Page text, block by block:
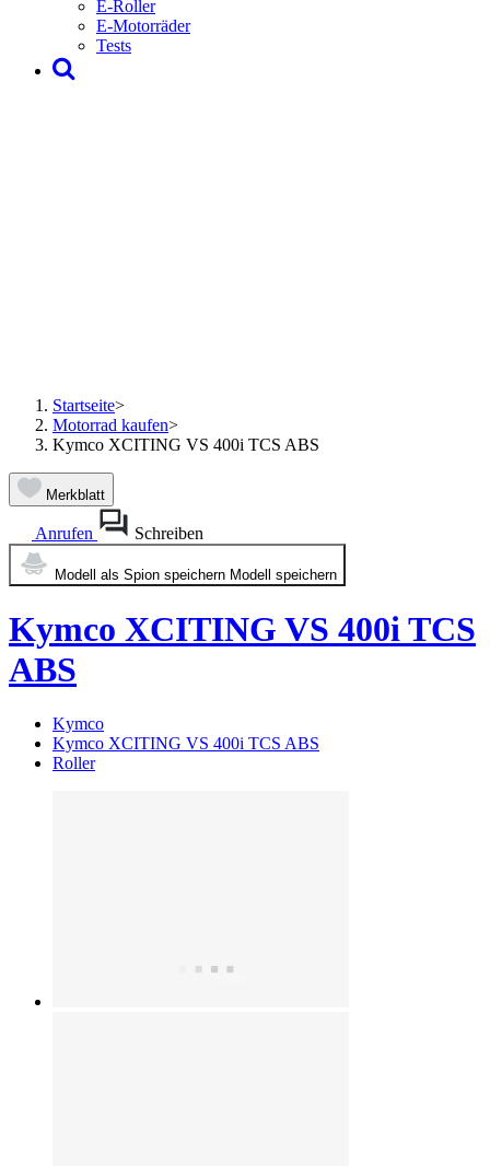
E-Roller
E-Motorräder
Tests
Startseite>
Motorrad kaufen>
Kymco XCITING VS 400i TCS ABS
Merkblatt
Anrufen Schreiben
Modell als Spion speichern Modell speichern
Kymco XCITING VS 400i TCS
ABS
Kymco
Kymco XCITING VS 400i TCS ABS
Roller